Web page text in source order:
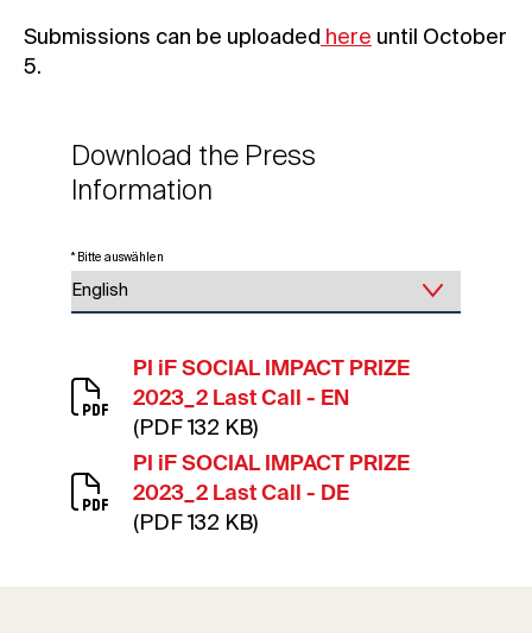
Submissions can be uploaded here until October
5.
Download the Press
Information
* Bitte auswählen
PI iF SOCIAL IMPACT PRIZE
2023_2 Last Call - EN
(PDF 132 KB)
PI iF SOCIAL IMPACT PRIZE
2023_2 Last Call - DE
(PDF 132 KB)